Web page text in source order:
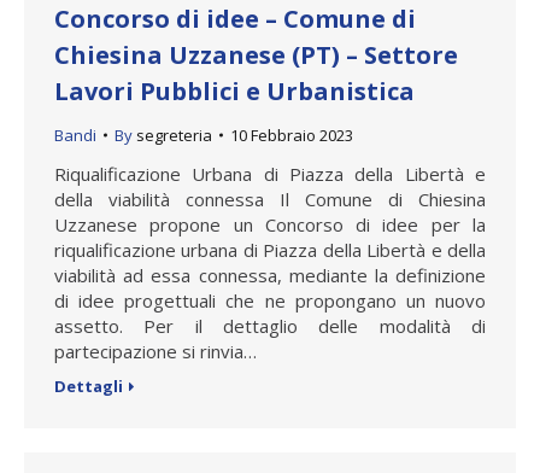
Concorso di idee – Comune di
Chiesina Uzzanese (PT) – Settore
Lavori Pubblici e Urbanistica
Bandi By segreteria 10 Febbraio 2023
Riqualificazione Urbana di Piazza della Libertà e
della viabilità connessa Il Comune di Chiesina
Uzzanese propone un Concorso di idee per la
riqualificazione urbana di Piazza della Libertà e della
viabilità ad essa connessa, mediante la definizione
di idee progettuali che ne propongano un nuovo
assetto. Per il dettaglio delle modalità di
partecipazione si rinvia…
Dettagli